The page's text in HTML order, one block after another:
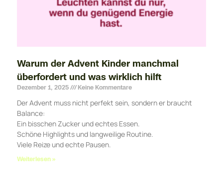
Warum der Advent Kinder manchmal
überfordert und was wirklich hilft
Dezember 1, 2025 Keine Kommentare
Der Advent muss nicht perfekt sein, sondern er braucht
Balance:
Ein bisschen Zucker und echtes Essen.
Schöne Highlights und langweilige Routine.
Viele Reize und echte Pausen.
Weiterlesen »